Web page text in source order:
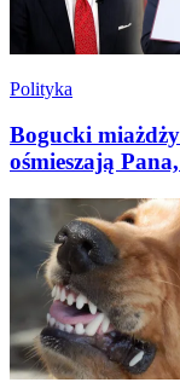
Polityka
Bogucki
ośmieszają